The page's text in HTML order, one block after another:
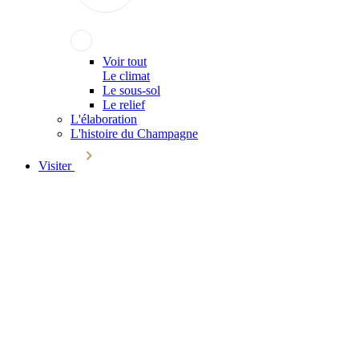
Voir tout
Le climat
Le sous-sol
Le relief
L'élaboration
L'histoire du Champagne
Visiter